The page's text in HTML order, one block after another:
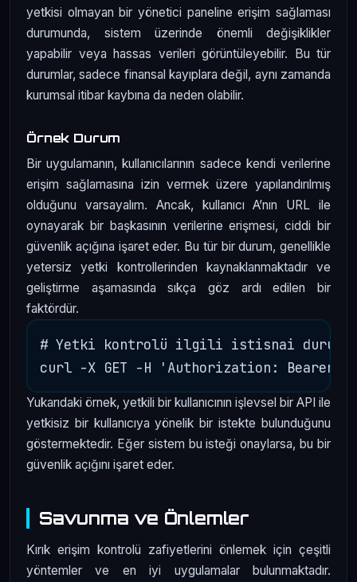
yetkisi olmayan bir yönetici paneline erişim sağlaması
durumunda, sistem üzerinde önemli değişiklikler
yapabilir veya hassas verileri görüntüleyebilir. Bu tür
durumlar, sadece finansal kayıplara değil, aynı zamanda
kurumsal itibar kaybına da neden olabilir.
Örnek Durum
Bir uygulamanın, kullanıcılarının sadece kendi verilerine
erişim sağlamasına izin vermek üzere yapılandırılmış
olduğunu varsayalım. Ancak, kullanıcı A’nın URL ile
oynayarak bir başkasının verilerine erişmesi, ciddi bir
güvenlik açığına işaret eder. Bu tür bir durum, genellikle
yetersiz yetki kontrollerinden kaynaklanmaktadır ve
geliştirme aşamasında sıkça göz ardı edilen bir
faktördür.
# Yetki kontrolü ilgili istisnai
Yukarıdaki örnek, yetkili bir kullanıcının işlevsel bir API ile
yetkisiz bir kullanıcıya yönelik bir istekte bulunduğunu
göstermektedir. Eğer sistem bu isteği onaylarsa, bu bir
güvenlik açığını işaret eder.
Savunma ve Önlemler
Kırık erişim kontrolü zafiyetlerini önlemek için çeşitli
yöntemler ve en iyi uygulamalar bulunmaktadır.